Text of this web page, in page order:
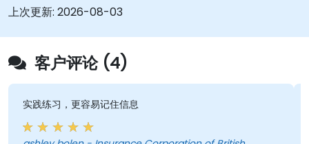
上次更新: 2026-08-03
客户评论 (4)
实践练习，更容易记住信息